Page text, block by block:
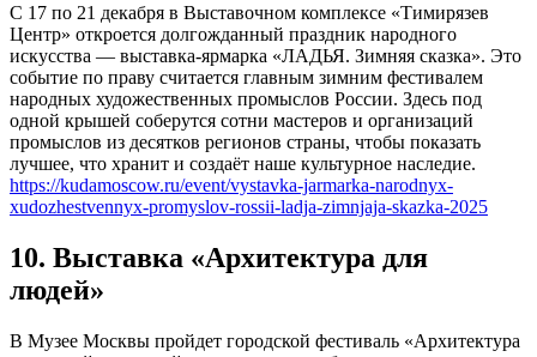
С 17 по 21 декабря в Выставочном комплексе «Тимирязев
Центр» откроется долгожданный праздник народного
искусства — выставка‑ярмарка «ЛАДЬЯ. Зимняя сказка». Это
событие по праву считается главным зимним фестивалем
народных художественных промыслов России. Здесь под
одной крышей соберутся сотни мастеров и организаций
промыслов из десятков регионов страны, чтобы показать
лучшее, что хранит и создаёт наше культурное наследие.
https://kudamoscow.ru/event/vystavka-jarmarka-narodnyx-
xudozhestvennyx-promyslov-rossii-ladja-zimnjaja-skazka-2025
10. Выставка «Архитектура для
людей»
В Музее Москвы пройдет городской фестиваль «Архитектура